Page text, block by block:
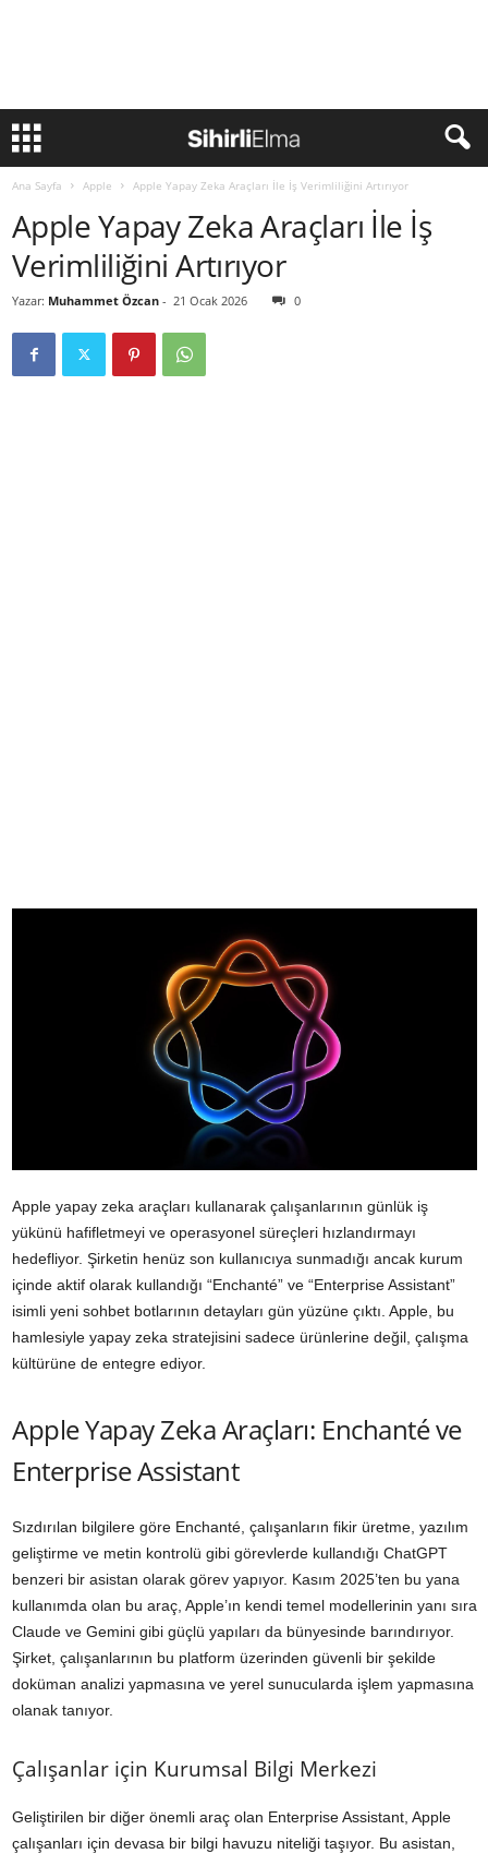
Ana Sayfa Apple Apple Yapay Zeka Araçları İle İş Verimliliğini Artırıyor
Apple Yapay Zeka Araçları İle İş
Verimliliğini Artırıyor
Yazar: Muhammet Özcan - 21 Ocak 2026 0
Apple yapay zeka araçları kullanarak çalışanlarının günlük iş
yükünü hafifletmeyi ve operasyonel süreçleri hızlandırmayı
hedefliyor. Şirketin henüz son kullanıcıya sunmadığı ancak kurum
içinde aktif olarak kullandığı “Enchanté” ve “Enterprise Assistant”
isimli yeni sohbet botlarının detayları gün yüzüne çıktı. Apple, bu
hamlesiyle yapay zeka stratejisini sadece ürünlerine değil, çalışma
kültürüne de entegre ediyor.
Apple Yapay Zeka Araçları: Enchanté ve
Enterprise Assistant
Sızdırılan bilgilere göre Enchanté, çalışanların fikir üretme, yazılım
geliştirme ve metin kontrolü gibi görevlerde kullandığı ChatGPT
benzeri bir asistan olarak görev yapıyor. Kasım 2025’ten bu yana
kullanımda olan bu araç, Apple’ın kendi temel modellerinin yanı sıra
Claude ve Gemini gibi güçlü yapıları da bünyesinde barındırıyor.
Şirket, çalışanlarının bu platform üzerinden güvenli bir şekilde
doküman analizi yapmasına ve yerel sunucularda işlem yapmasına
olanak tanıyor.
Çalışanlar için Kurumsal Bilgi Merkezi
Geliştirilen bir diğer önemli araç olan Enterprise Assistant, Apple
çalışanları için devasa bir bilgi havuzu niteliği taşıyor. Bu asistan,